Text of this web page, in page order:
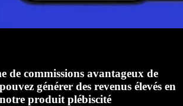
de commissions avantageux de
générer des revenus élevés en
produit plébiscité